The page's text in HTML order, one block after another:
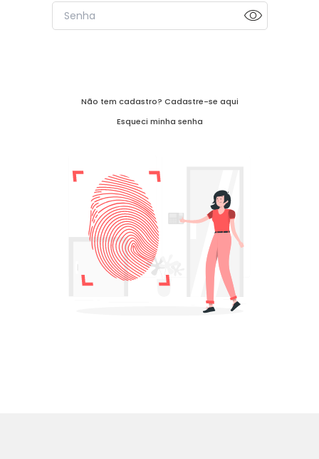
Não tem cadastro? Cadastre-se aqui
Esqueci minha senha